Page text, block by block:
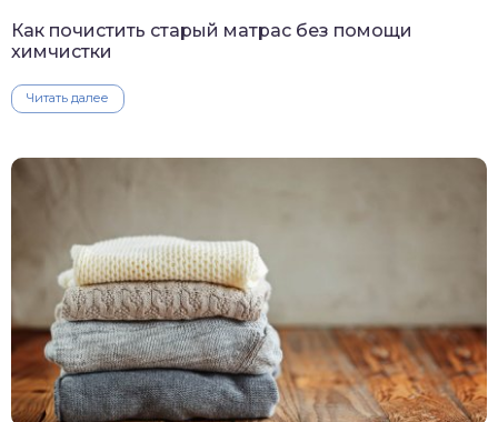
Как почистить старый матрас без помощи
химчистки
Читать далее